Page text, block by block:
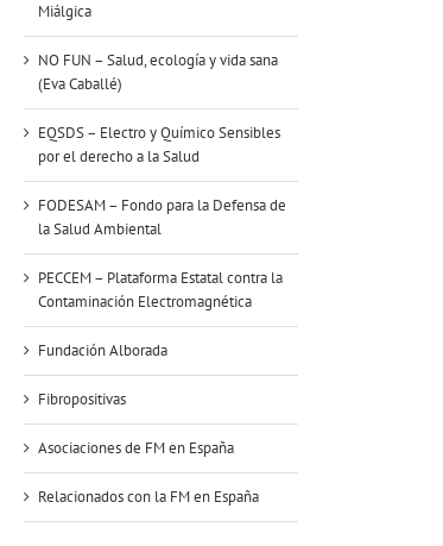
Miálgica
NO FUN – Salud, ecología y vida sana
(Eva Caballé)
EQSDS – Electro y Químico Sensibles
por el derecho a la Salud
FODESAM – Fondo para la Defensa de
la Salud Ambiental
PECCEM – Plataforma Estatal contra la
Contaminación Electromagnética
Fundación Alborada
Fibropositivas
Asociaciones de FM en España
Relacionados con la FM en España